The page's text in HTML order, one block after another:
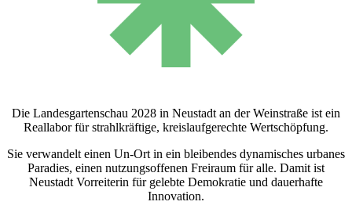
Die Landesgartenschau 2028 in Neustadt an der Weinstraße ist ein
Reallabor für strahlkräftige, kreislaufgerechte Wertschöpfung.
Sie verwandelt einen Un-Ort in ein bleibendes dynamisches urbanes
Paradies, einen nutzungsoffenen Freiraum für alle. Damit ist
Neustadt Vorreiterin für gelebte Demokratie und dauerhafte
Innovation.